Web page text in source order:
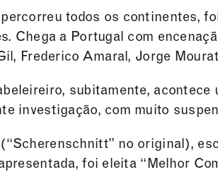
todos os continentes,
Chega a Portugal com
Frederico Amaral, Jorge
subitamente,
investigação, com muito
no original),
foi eleita “Melhor